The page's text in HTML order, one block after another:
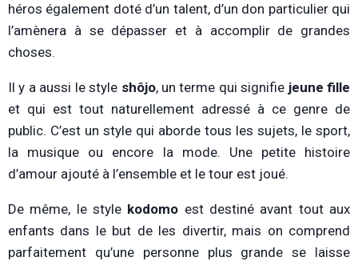
héros également doté d’un talent, d’un don particulier qui
l’amènera à se dépasser et à accomplir de grandes
choses.
Il y a aussi le style shôjo, un terme qui signifie jeune fille
et qui est tout naturellement adressé à ce genre de
public. C’est un style qui aborde tous les sujets, le sport,
la musique ou encore la mode. Une petite histoire
d’amour ajouté à l’ensemble et le tour est joué.
De même, le style kodomo est destiné avant tout aux
enfants dans le but de les divertir, mais on comprend
parfaitement qu’une personne plus grande se laisse